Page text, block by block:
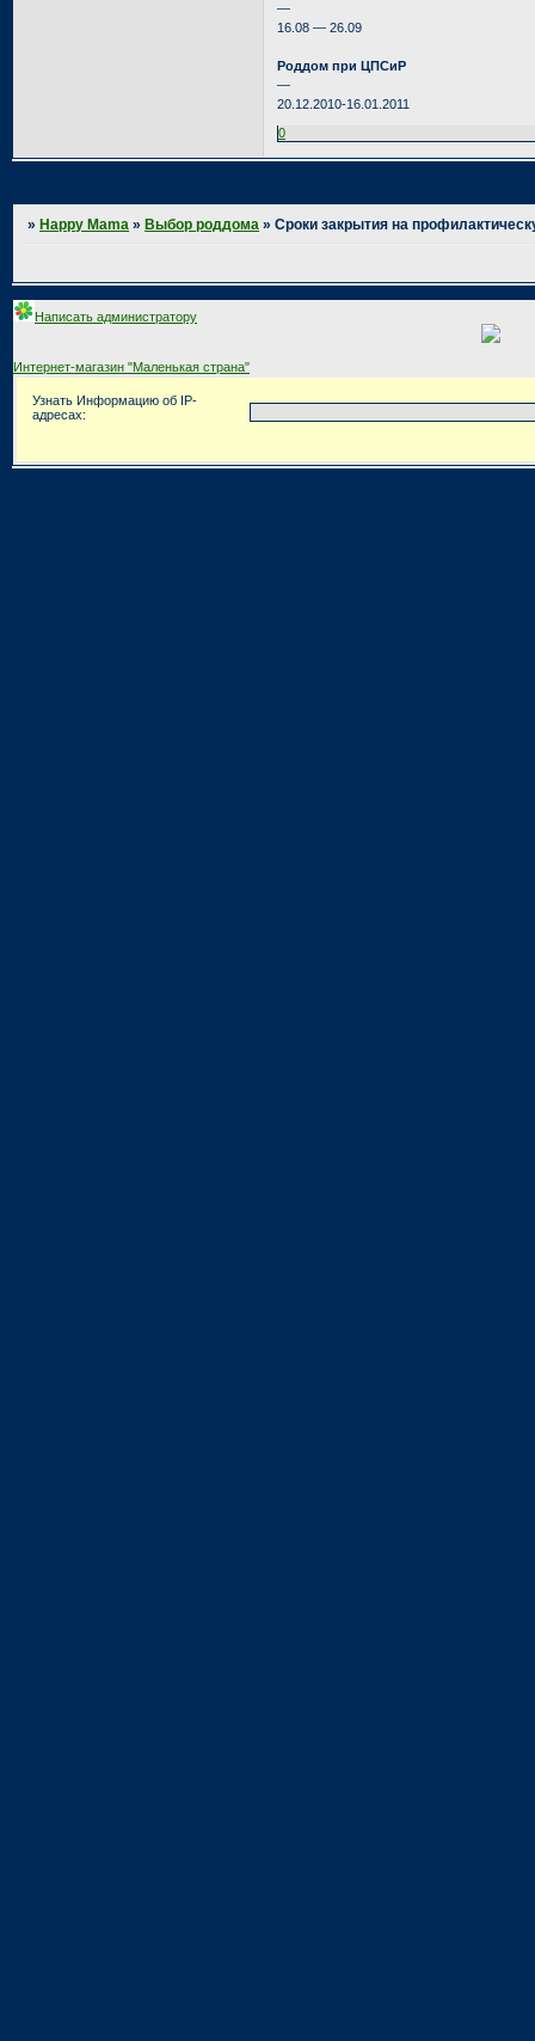
—
16.08 — 26.09
Роддом при ЦПСиР
—
20.12.2010-16.01.2011
0
» Happy Mama » Выбор роддома »Сроки закрытия на
Написать администратору
Интернет-магазин "Маленькая страна"
Узнать Информацию об IP-
адресах: